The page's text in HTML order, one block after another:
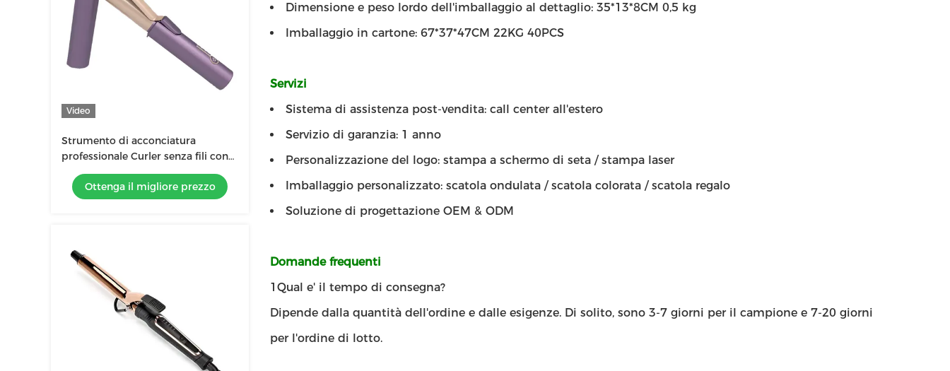
Video
Strumento di acconciatura
professionale Curler senza fili con
controllo della temperatura a 5
marceOttenga il migliore prezzo
Dimensione e peso lordo dell'imballaggio al dettaglio: 35*13*8CM 0,5 kg
Imballaggio in cartone: 67*37*47CM 22KG 40PCS
Servizi
Sistema di assistenza post-vendita: call center all'estero
Servizio di garanzia: 1 anno
Personalizzazione del logo: stampa a schermo di seta / stampa laser
Imballaggio personalizzato: scatola ondulata / scatola colorata / scatola regalo
Soluzione di progettazione OEM & ODM
Domande frequenti
1Qual e' il tempo di consegna?
Dipende dalla quantità dell'ordine e dalle esigenze. Di solito, sono 3-7 giorni per il campione e 7-20 giorni
per l'ordine di lotto.